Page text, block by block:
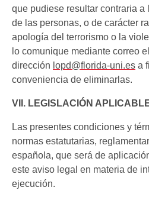
que pudiese resultar contraria a
de las personas, o de carácter
apología del terrorismo o la
lo comunique mediante correo
dirección lopd@florida-uni.es a
conveniencia de eliminarlas.
VII. LEGISLACIÓN
Las presentes condiciones y
normas estatutarias,
española, que será de
este aviso legal en materia de
ejecución.